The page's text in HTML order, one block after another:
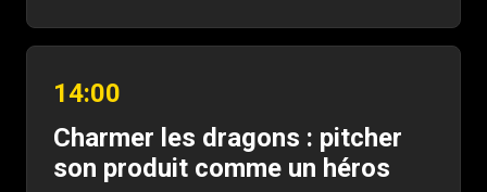
14:00
Charmer les dragons : pitcher
son produit comme un héros